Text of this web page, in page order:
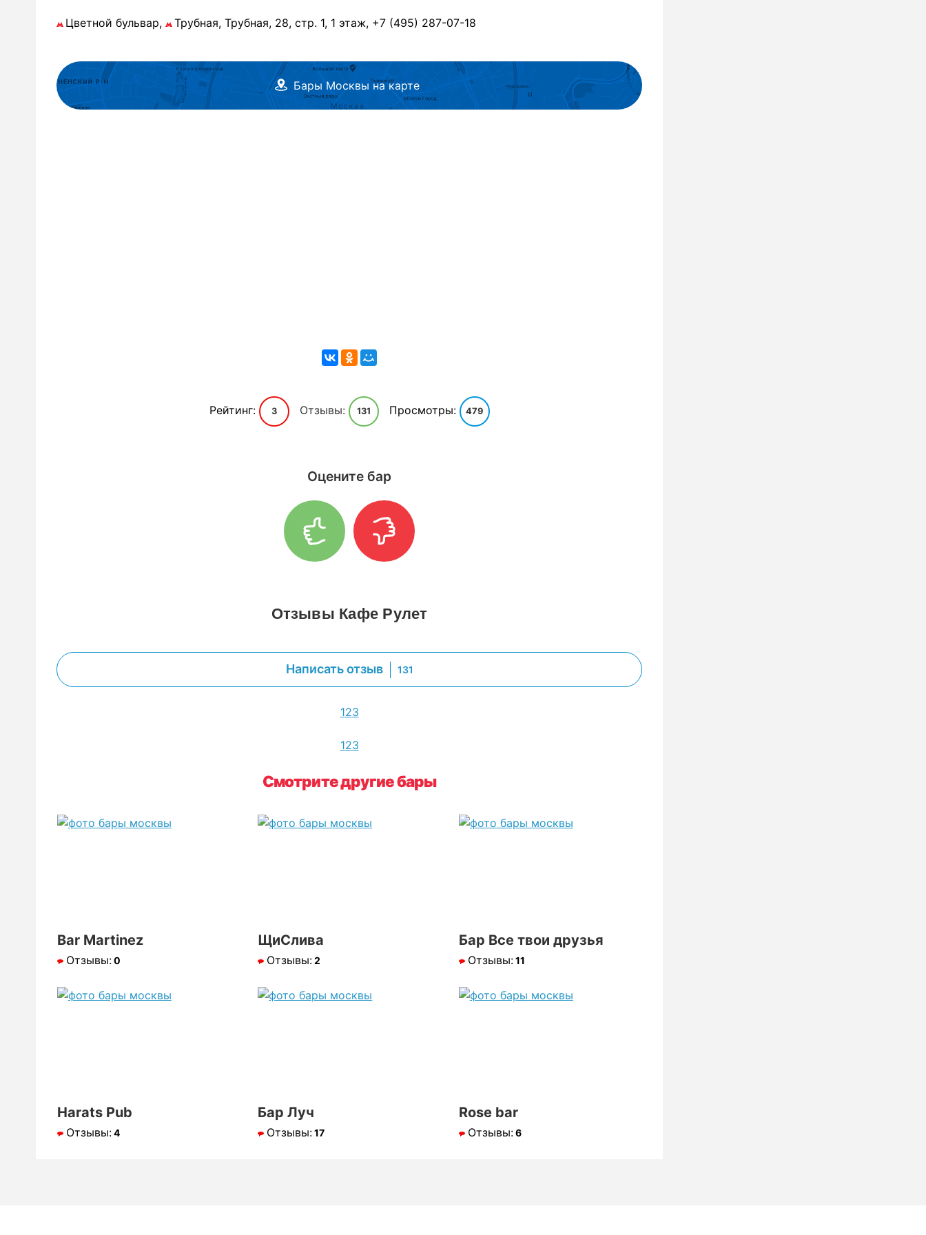
Цветной бульвар, Трубная, Трубная, 28, стр. 1, 1 этаж, +7 (495) 287-07-18
Бары Москвы на карте
Рейтинг: 3 Отзывы: 131 Просмотры: 479
Оцените бар
Отзывы Кафе Рулет
Написать отзыв 131
123
123
Смотрите другие бары
Bar Martinez
Отзывы:0
ЩиСлива
Отзывы:2
Бар Все твои друзья
Отзывы:11
Harats Pub
Отзывы:4
Бар Луч
Отзывы:17
Rose bar
Отзывы:6